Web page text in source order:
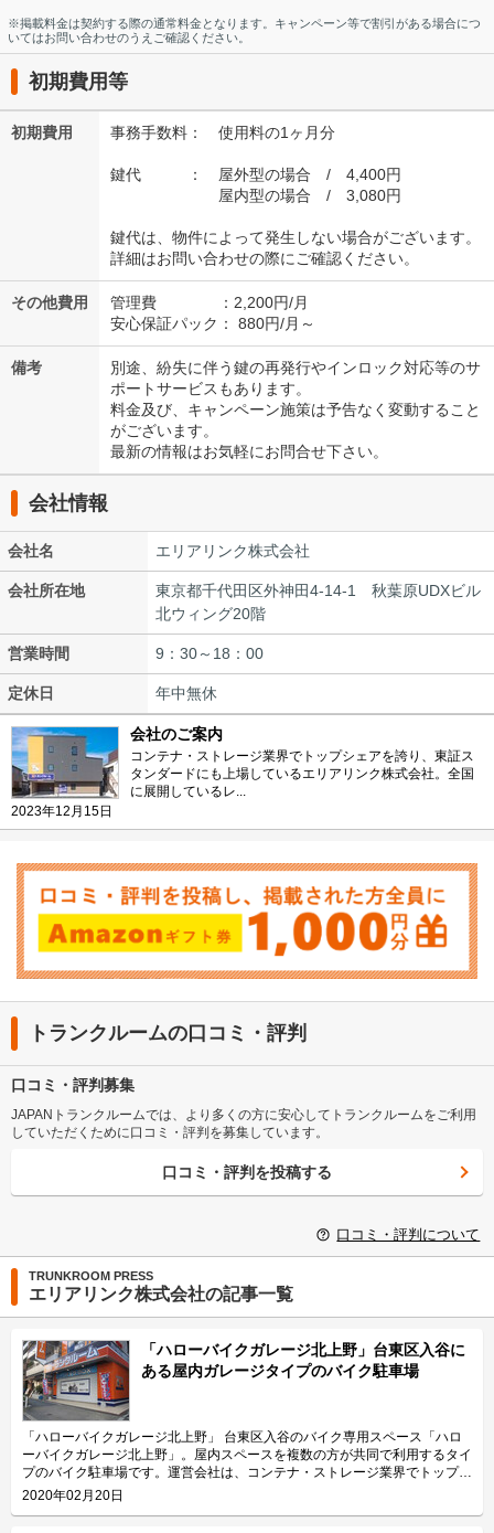
※掲載料金は契約する際の通常料金となります。キャンペーン等で割引がある場合につ
いてはお問い合わせのうえご確認ください。
初期費用等
初期費用 事務手数料： 使用料の1ヶ月分
鍵代 ： 屋外型の場合 / 4,400円
屋内型の場合 / 3,080円
鍵代は、物件によって発生しない場合がございます。
詳細はお問い合わせの際にご確認ください。
その他費用
管理費 ：2,200円/月
安心保証パック： 880円/月～
備考
別途、紛失に伴う鍵の再発行やインロック対応等のサ
ポートサービスもあります。
料金及び、キャンペーン施策は予告なく変動すること
がございます。
最新の情報はお気軽にお問合せ下さい。
会社情報
会社名 エリアリンク株式会社
会社所在地
東京都千代田区外神田4-14-1 秋葉原UDXビル
北ウィング20階
営業時間 9：30～18：00
定休日 年中無休
2023年12月15日
会社のご案内
コンテナ・ストレージ業界でトップシェアを誇り、東証ス
タンダードにも上場しているエリアリンク株式会社。全国
に展開しているレ...
トランクルームの口コミ・評判
口コミ・評判募集
JAPANトランクルームでは、より多くの方に安心してトランクルームをご利用
していただくために口コミ・評判を募集しています。
口コミ・評判を投稿する
口コミ・評判について
TRUNKROOM PRESS
エリアリンク株式会社の記事一覧
「ハローバイクガレージ北上野」台東区入谷に
ある屋内ガレージタイプのバイク駐車場
「ハローバイクガレージ北上野」 台東区入谷のバイク専用スペース「ハロ
ーバイクガレージ北上野」。屋内スペースを複数の方が共同で利用するタイ
プのバイク駐車場です。運営会社は、コンテナ・ストレージ業界でトップレ
ベルのシェアを誇り、東証マザーズにも上場しているエリアリンク株式会
社。 今回は、エリアリンク株式会社が運営している「ハローバイクガレー
2020年02月20日